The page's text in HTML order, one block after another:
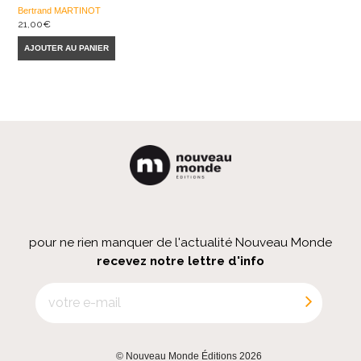
Bertrand MARTINOT
21,00€
AJOUTER AU PANIER
pour ne rien manquer de l'actualité Nouveau Monde
recevez notre lettre d'info
© Nouveau Monde Éditions 2026